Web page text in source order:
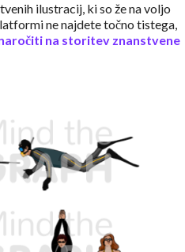
ilustracij, ki so že na voljo
ne najdete točno tistega,
na storitev znanstvene